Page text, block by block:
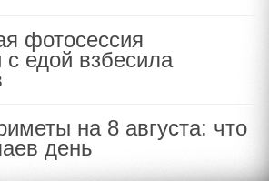
фотосессия
едой взбесила
на 8 августа: что
день